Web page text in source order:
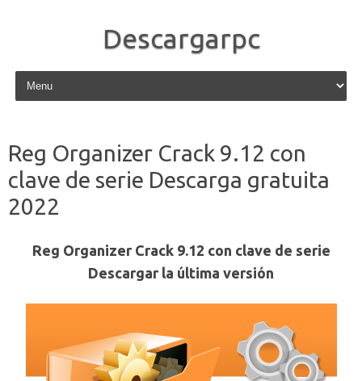
Descargarpc
Skip to content
Reg Organizer Crack 9.12 con
clave de serie Descarga gratuita
2022
Reg Organizer Crack 9.12 con clave de serie
Descargar la última versión